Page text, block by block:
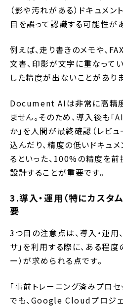
（影や汚れがある）ドキュメ
目を誤って認識する可能性が
例えば、走り書きのメモや、
文書、印影が文字に重なって
した精度が出ないことがありま
Document AIは非常に高精
ません。そのため、導入後も
か」を人間が最終確認（レビ
込んだり、精度の低いドキュ
るといった、100%の精度を
設計することが重要です。
3.導入・運用（特にカスタ
要
3つ目の注意点は、導入・運用
サ」を利用する際に、ある程
ー）が求められる点です。
「事前トレーニング済みプロ
でも、Google Cloudプロジ